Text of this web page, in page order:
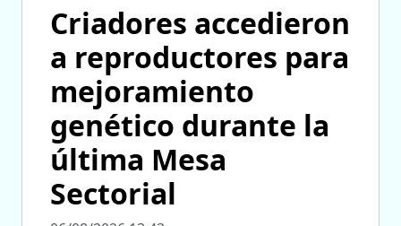
Criadores accedieron
a reproductores para
mejoramiento
genético durante la
última Mesa
Sectorial